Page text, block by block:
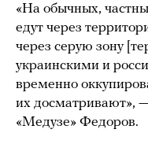
«На обычных,
едут через
через серую зону
украинскими и
временно
их досматривают»,
«Медузе» Федоров.